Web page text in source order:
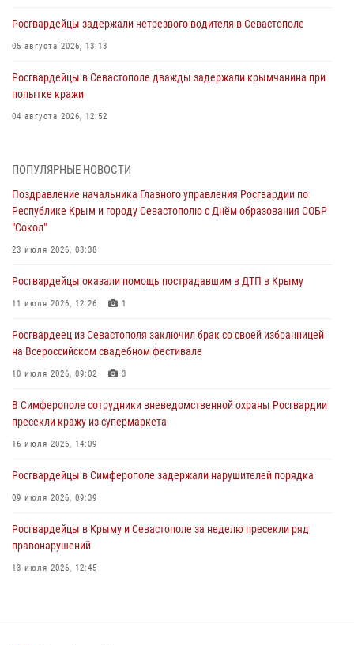
Росгвардейцы задержали нетрезвого водителя в Севастополе
05 августа 2026, 13:13
Росгвардейцы в Севастополе дважды задержали крымчанина при
попытке кражи
04 августа 2026, 12:52
мужчину
Росгвардия в Крыму и Севастополе задержала ряд
правонарушителей
03 августа 2026, 14:08
В Симферополе росгвардейцы задержали гражданина,
подозреваемого в совершении серии краж
Росгвардейцы оперативно задержали нарушителя на охраняемом
объекте в Севастополе
ПОПУЛЯРНЫЕ НОВОСТИ
Поздравление начальника Главного управления Росгвардии по
Республике Крым и городу Севастополю с Днём образования СОБР
"Сокол"
23 июля 2026, 03:38
Росгвардейцы оказали помощь пострадавшим в ДТП в Крыму
11 июля 2026, 12:26 1
Росгвардеец из Севастополя заключил брак со своей избранницей
на Всероссийском свадебном фестивале
10 июля 2026, 09:02 3
В Симферополе сотрудники вневедомственной охраны Росгвардии
пресекли кражу из супермаркета
16 июля 2026, 14:09
Росгвардейцы в Симферополе задержали нарушителей порядка
09 июля 2026, 09:39
Росгвардейцы в Крыму и Севастополе за неделю пресекли ряд
правонарушений
13 июля 2026, 12:45